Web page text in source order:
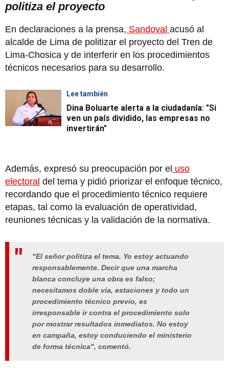
politiza el proyecto
En declaraciones a la prensa, Sandoval acusó al
alcalde de Lima de politizar el proyecto del Tren de
Lima-Chosica y de interferir en los procedimientos
técnicos necesarios para su desarrollo.
Lee también
Dina Boluarte alerta a la ciudadanía: "Si
ven un país dividido, las empresas no
invertirán"
Además, expresó su preocupación por el uso
electoral del tema y pidió priorizar el enfoque técnico,
recordando que el procedimiento técnico requiere
etapas, tal como la evaluación de operatividad,
reuniones técnicas y la validación de la normativa.
"El señor politiza el tema. Yo estoy actuando
responsablemente. Decir que una marcha
blanca concluye una obra es falso;
necesitamos doble vía, estaciones y todo un
procedimiento técnico previo, es
irresponsable ir contra el procedimiento solo
por mostrar resultados inmediatos. No estoy
en campaña, estoy conduciendo el ministerio
de forma técnica", comentó.